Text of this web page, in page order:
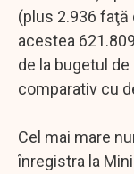
(plus 2.936 faţă
acestea
de la bugetul
comparativ cu
Cel mai mare
înregistra la